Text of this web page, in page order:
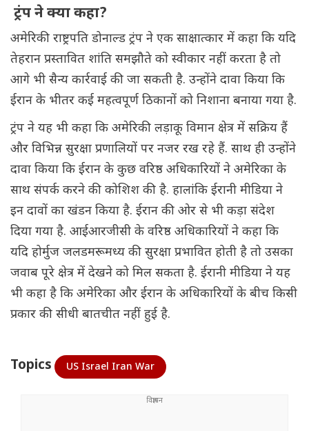
ट्रंप ने क्या कहा?
अमेरिकी राष्ट्रपति डोनाल्ड ट्रंप ने एक साक्षात्कार में कहा कि यदि
तेहरान प्रस्तावित शांति समझौते को स्वीकार नहीं करता है तो
आगे भी सैन्य कार्रवाई की जा सकती है. उन्होंने दावा किया कि
ईरान के भीतर कई महत्वपूर्ण ठिकानों को निशाना बनाया गया है.
ट्रंप ने यह भी कहा कि अमेरिकी लड़ाकू विमान क्षेत्र में सक्रिय हैं
और विभिन्न सुरक्षा प्रणालियों पर नजर रख रहे हैं. साथ ही उन्होंने
दावा किया कि ईरान के कुछ वरिष्ठ अधिकारियों ने अमेरिका के
साथ संपर्क करने की कोशिश की है. हालांकि ईरानी मीडिया ने
इन दावों का खंडन किया है. ईरान की ओर से भी कड़ा संदेश
दिया गया है. आईआरजीसी के वरिष्ठ अधिकारियों ने कहा कि
यदि होर्मुज जलडमरूमध्य की सुरक्षा प्रभावित होती है तो उसका
जवाब पूरे क्षेत्र में देखने को मिल सकता है. ईरानी मीडिया ने यह
भी कहा है कि अमेरिका और ईरान के अधिकारियों के बीच किसी
प्रकार की सीधी बातचीत नहीं हुई है.
Topics US Israel Iran War